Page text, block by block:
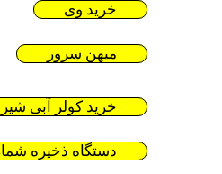
خرید وی
میهن سرور
خرید کولر آبی
دستگاه ذخیره